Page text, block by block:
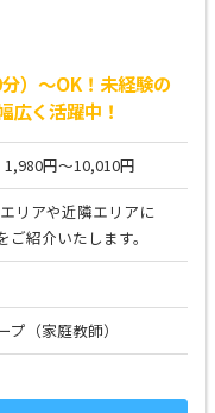
）～OK！未経験の
広く活躍中！
円～10,010円
リアや近隣エリアに
紹介いたします。
（家庭教師）